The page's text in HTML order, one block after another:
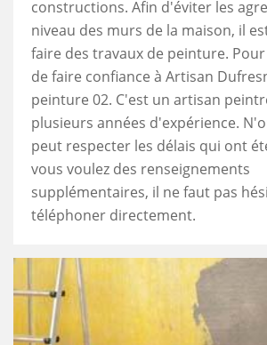
constructions. Afin d'éviter les
niveau des murs de la maison, il
faire des travaux de peinture.
de faire confiance à Artisan
peinture 02. C'est un artisan
plusieurs années d'expérience.
peut respecter les délais qui ont
vous voulez des renseignements
supplémentaires, il ne faut pas
téléphoner directement.